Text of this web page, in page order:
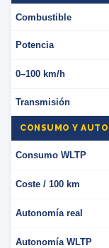
Combustible
Potencia
0–100 km/h
Transmisión
CONSUMO Y
Consumo WLTP
Coste / 100 km
Autonomía real
Autonomía WLTP